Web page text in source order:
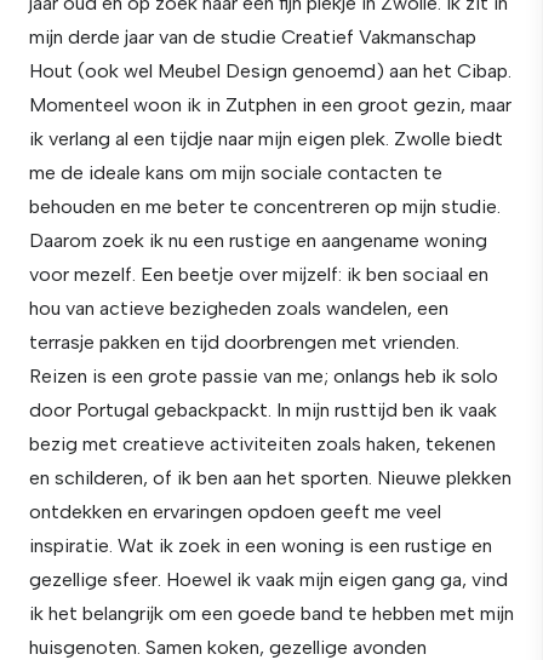
mijn derde jaar van de studie Creatief Vakmanschap
Hout (ook wel Meubel Design genoemd) aan het Cibap.
Momenteel woon ik in Zutphen in een groot gezin, maar
ik verlang al een tijdje naar mijn eigen plek. Zwolle biedt
me de ideale kans om mijn sociale contacten te
behouden en me beter te concentreren op mijn studie.
Daarom zoek ik nu een rustige en aangename woning
voor mezelf. Een beetje over mijzelf: ik ben sociaal en
hou van actieve bezigheden zoals wandelen, een
terrasje pakken en tijd doorbrengen met vrienden.
Reizen is een grote passie van me; onlangs heb ik solo
door Portugal gebackpackt. In mijn rusttijd ben ik vaak
bezig met creatieve activiteiten zoals haken, tekenen
en schilderen, of ik ben aan het sporten. Nieuwe plekken
ontdekken en ervaringen opdoen geeft me veel
inspiratie. Wat ik zoek in een woning is een rustige en
gezellige sfeer. Hoewel ik vaak mijn eigen gang ga, vind
ik het belangrijk om een goede band te hebben met mijn
huisgenoten. Samen koken, gezellige avonden